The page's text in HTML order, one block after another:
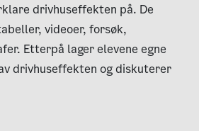
drivhuseffekten på. De
videoer, forsøk,
Etterpå lager elevene egne
drivhuseffekten og diskuterer